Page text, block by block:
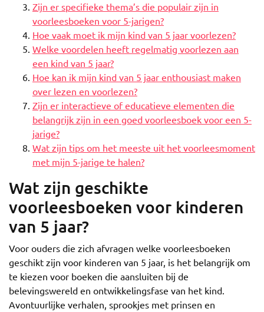
Zijn er specifieke thema’s die populair zijn in
voorleesboeken voor 5-jarigen?
Hoe vaak moet ik mijn kind van 5 jaar voorlezen?
Welke voordelen heeft regelmatig voorlezen aan
een kind van 5 jaar?
Hoe kan ik mijn kind van 5 jaar enthousiast maken
over lezen en voorlezen?
Zijn er interactieve of educatieve elementen die
belangrijk zijn in een goed voorleesboek voor een 5-
jarige?
Wat zijn tips om het meeste uit het voorleesmoment
met mijn 5-jarige te halen?
Wat zijn geschikte
voorleesboeken voor kinderen
van 5 jaar?
Voor ouders die zich afvragen welke voorleesboeken
geschikt zijn voor kinderen van 5 jaar, is het belangrijk om
te kiezen voor boeken die aansluiten bij de
belevingswereld en ontwikkelingsfase van het kind.
Avontuurlijke verhalen, sprookjes met prinsen en